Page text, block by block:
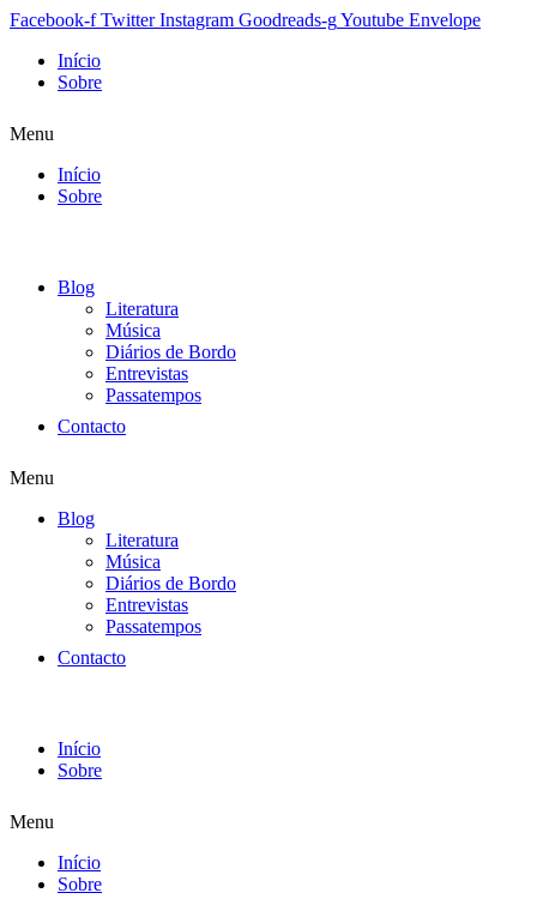
Facebook-f Twitter Instagram Goodreads-gYoutube Envelope
Início
Sobre
Menu
Início
Sobre
Blog
Literatura
Música
Diários de Bordo
Entrevistas
Passatempos
Contacto
Menu
Blog
Literatura
Música
Diários de Bordo
Entrevistas
Passatempos
Contacto
Início
Sobre
Menu
Início
Sobre